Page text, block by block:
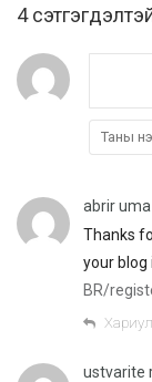
4
abrir
Thanks
your blog
BR/
ustvarite